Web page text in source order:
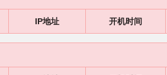
IP地址 开机时间